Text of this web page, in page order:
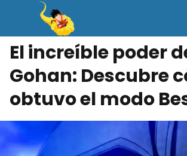
El increíble poder
Gohan: Descubre
obtuvo el modo